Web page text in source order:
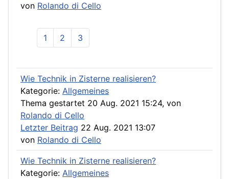
von Rolando di Cello
1 2 3
Wie Technik in Zisterne realisieren?
Kategorie: Allgemeines
Thema gestartet 20 Aug. 2021 15:24, von
Rolando di Cello
Letzter Beitrag 22 Aug. 2021 13:07
von Rolando di Cello
Wie Technik in Zisterne realisieren?
Kategorie: Allgemeines